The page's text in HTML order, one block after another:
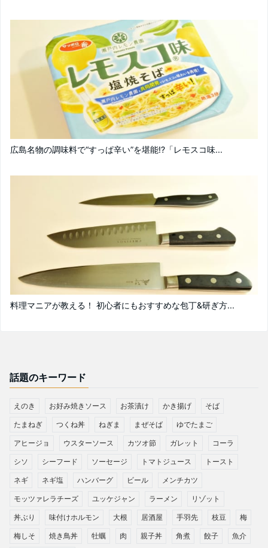
広島名物の調味料で“すっぱ辛い”を堪能!?「レモスコ味...
料理マニアが教える！ 初心者にもおすすめな包丁&研ぎ方...
話題のキーワード
えのき お好み焼きソース お茶漬け かき揚げ そば
たまねぎ つくね丼 ねぎま まぜそば ゆでたまご
アヒージョ ウスターソース カツオ節 ガレット コーラ
シソ シーフード ソーセージ トマトジュース トースト
ネギ ネギ塩 ハンバーグ ビール メンチカツ
モッツァレラチーズ ユッケジャン ラーメン リゾット
丼ぶり 味付けホルモン 大根 居酒屋 手羽先 枝豆 梅
梅しそ 焼き鳥丼 牡蠣 肉 親子丼 角煮 餃子 魚介